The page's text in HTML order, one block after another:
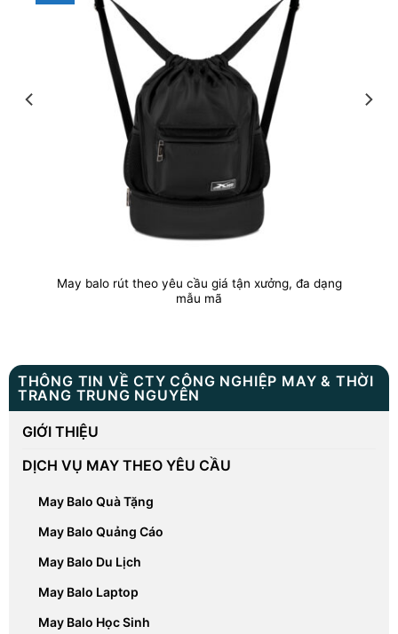
THÔNG TIN VỀ CTY CÔNG NGHIỆP MAY & THỜI
TRANG TRUNG NGUYÊN
GIỚI THIỆU
DỊCH VỤ MAY THEO YÊU CẦU
May Balo Quà Tặng
May Balo Quảng Cáo
May Balo Du Lịch
May Balo Laptop
May Balo Học Sinh
May balo rút theo yêu cầu giá tận xưởng, đa dạng
mẫu mã